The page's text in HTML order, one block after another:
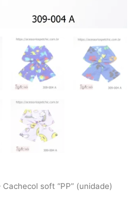
soft “PP” (unidade)